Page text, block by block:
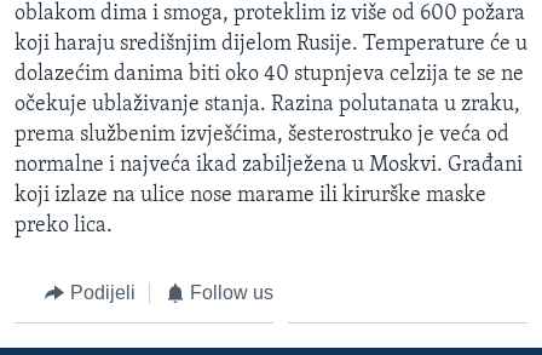
SLOBODA MEDIJA
ŽENSKA STRANA
IZBJEGLIČKA STRANA
MAGAZIN
O GLASU AMERIKE
oblakom dima i smoga, proteklim iz više od 600 požara
koji haraju središnjim dijelom Rusije. Temperature će u
dolazećim danima biti oko 40 stupnjeva celzija te se ne
očekuje ublaživanje stanja. Razina polutanata u zraku,
prema službenim izvješćima, šesterostruko je veća od
normalne i najveća ikad zabilježena u Moskvi. Građani
koji izlaze na ulice nose marame ili kirurške maske
preko lica.
Podijeli Follow us